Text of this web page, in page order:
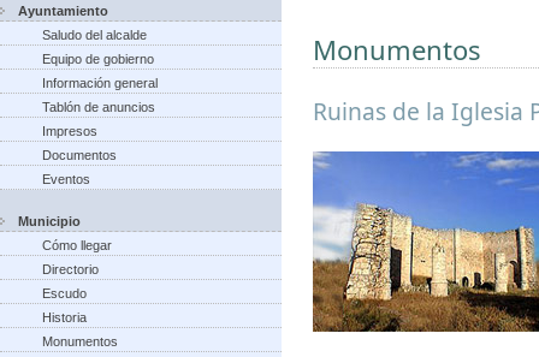
Ayuntamiento
Saludo del alcalde
Equipo de gobierno
Información general
Tablón de anuncios
Impresos
Documentos
Eventos
Municipio
Cómo llegar
Directorio
Escudo
Historia
Monumentos
Monumentos
Ruinas de la